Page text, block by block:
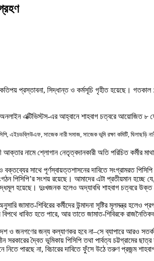
কতিপয় প্রস্তাবনা, সিদ্ধান্ত ও কর্মসূচি গৃহীত হয়েছে। গতকাল
এক্টিভিস্টস-এর আহ্বানে শাহবাগ চত্বরে আয়োজিত ৮
এইচডব্লিউএফ, সাজেক নারী সমাজ, সাজেক ভূমি রক্ষা কমিটি, ঘিলাছড়ি
নামে শ্লোগান নেতৃত্বদানকারী অতি পরিচিত কর্মীর
বক্তব্যের সাথে পূর্ণস্বায়ত্তশাসনের দাবিতে সংগ্রামরত
পিসিপি’র সংশয় রয়েছে। আমাদের এটা প্রতীয়মান হচ্ছে
হয়েছে। দুঃখজনক হলেও অদ্যাবধি শাহবাগ চত্বরে উক্ত
শিবিরের কর্মীদের উন্মাদনা সৃষ্টির মূলমন্ত্র হলেও
ধাবিত হতে পারে, আর তাতে জামাত-শিবিরকে
ও জনগণের জন্য কল্যাণকর হবে না–সে ব্যাপারে আরও
সরকারের দ্বৈত ভূমিকায় পিসিপি তথা পার্বত্য চট্টগ্রামের
নিতে পারছে না, বিচারের দাবিতে ফুঁসে উঠে তরুণ প্রজন্ম